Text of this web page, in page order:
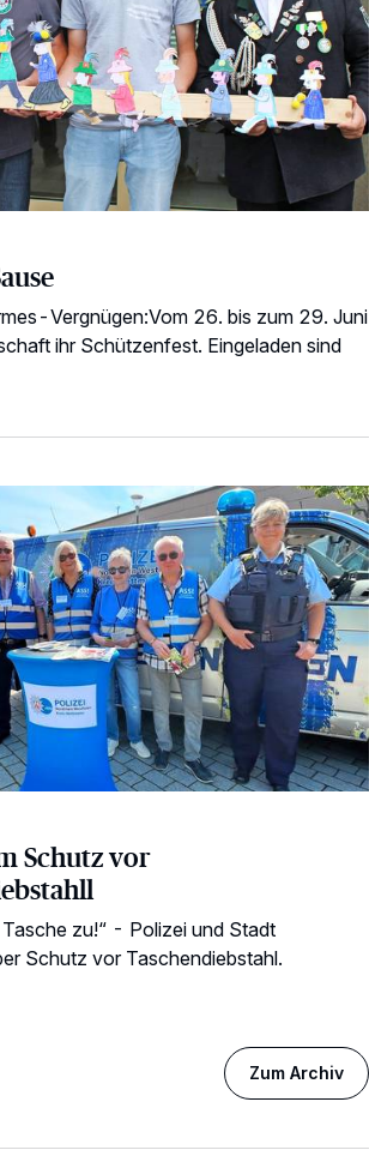
Vergnügen:Vom 26. bis zum 29. Juni
ihr Schützenfest. Eingeladen sind
vor Taschendiebstahll
Schutz vor
zu!“ - Polizei und Stadt
Schutz vor Taschendiebstahl.
Zum Archiv